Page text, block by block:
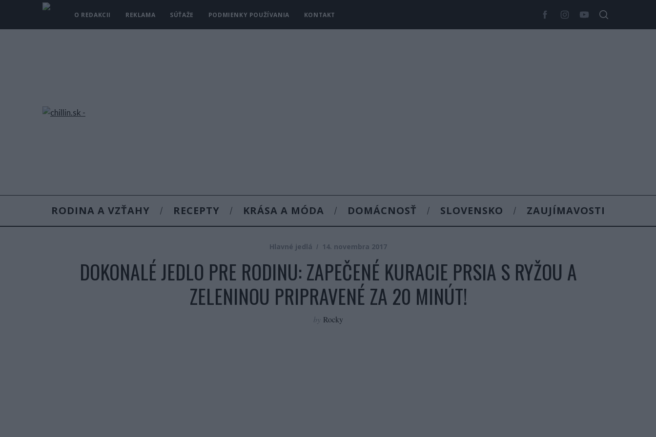
O REDAKCII REKLAMA SÚŤAŽE PODMIENKY POUŽÍVANIA KONTAKT
RODINA A VZŤAHY RECEPTY KRÁSA A MÓDA DOMÁCNOSŤ SLOVENSKO ZAUJÍMAVOSTI
Hlavné jedlá 14. novembra 2017
DOKONALÉ JEDLO PRE RODINU: ZAPEČENÉ KURACIE PRSIA S RYŽOU A
ZELENINOU PRIPRAVENÉ ZA 20 MINÚT!
by Rocky